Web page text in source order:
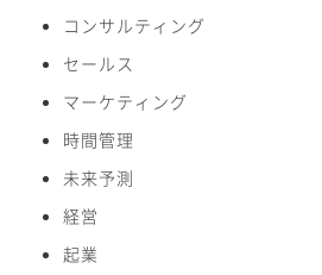
コンサルティング
セールス
マーケティング
時間管理
未来予測
経営
起業